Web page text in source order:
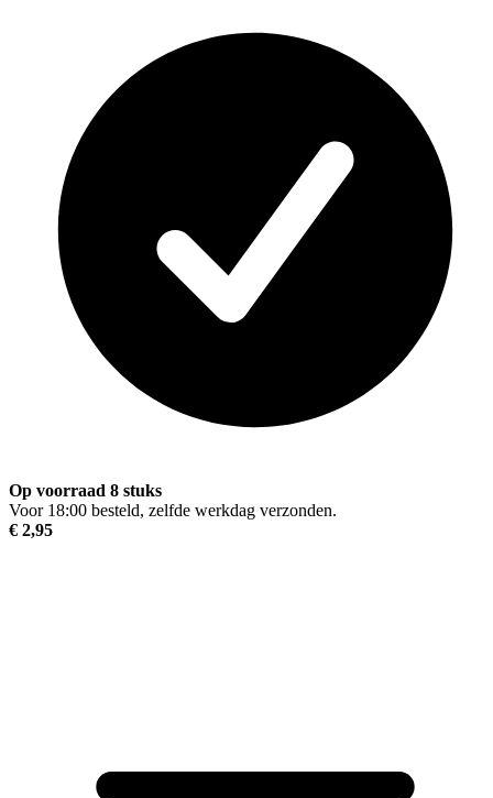
Op voorraad 8 stuks
Voor 18:00 besteld, zelfde werkdag verzonden.
€ 2,95